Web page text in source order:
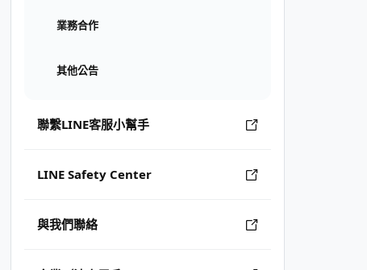
業務合作
其他公告
聯繫LINE客服小幫手
LINE Safety Center
與我們聯絡